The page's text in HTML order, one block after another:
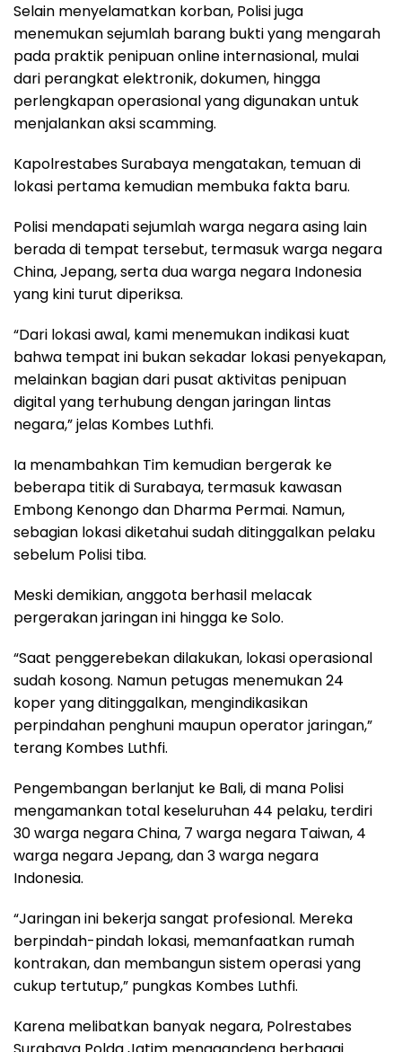
Selain menyelamatkan korban, Polisi juga
menemukan sejumlah barang bukti yang mengarah
pada praktik penipuan online internasional, mulai
dari perangkat elektronik, dokumen, hingga
perlengkapan operasional yang digunakan untuk
menjalankan aksi scamming.
Kapolrestabes Surabaya mengatakan, temuan di
lokasi pertama kemudian membuka fakta baru.
Polisi mendapati sejumlah warga negara asing lain
berada di tempat tersebut, termasuk warga negara
China, Jepang, serta dua warga negara Indonesia
yang kini turut diperiksa.
“Dari lokasi awal, kami menemukan indikasi kuat
bahwa tempat ini bukan sekadar lokasi penyekapan,
melainkan bagian dari pusat aktivitas penipuan
digital yang terhubung dengan jaringan lintas
negara,” jelas Kombes Luthfi.
Ia menambahkan Tim kemudian bergerak ke
beberapa titik di Surabaya, termasuk kawasan
Embong Kenongo dan Dharma Permai. Namun,
sebagian lokasi diketahui sudah ditinggalkan pelaku
sebelum Polisi tiba.
Meski demikian, anggota berhasil melacak
pergerakan jaringan ini hingga ke Solo.
“Saat penggerebekan dilakukan, lokasi operasional
sudah kosong. Namun petugas menemukan 24
koper yang ditinggalkan, mengindikasikan
perpindahan penghuni maupun operator jaringan,”
terang Kombes Luthfi.
Pengembangan berlanjut ke Bali, di mana Polisi
mengamankan total keseluruhan 44 pelaku, terdiri
30 warga negara China, 7 warga negara Taiwan, 4
warga negara Jepang, dan 3 warga negara
Indonesia.
“Jaringan ini bekerja sangat profesional. Mereka
berpindah-pindah lokasi, memanfaatkan rumah
kontrakan, dan membangun sistem operasi yang
cukup tertutup,” pungkas Kombes Luthfi.
Karena melibatkan banyak negara, Polrestabes